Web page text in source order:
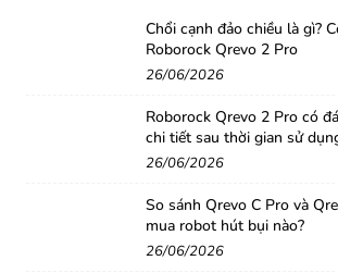
Tự Giặt Con Lăn Nước Nóng 100°C:
người dùng chỉ cần đẩy máy vào trạm
động giặt con lăn bằng nước nóng
khuẩn, nấm mốc và loại bỏ triệt để chất
Sấy Khô Nóng 90°CTự động sấy khô
Chổi cạnh đảo chiều là gì?
Roborock Qrevo 2 Pro
26/06/2026
Roborock Qrevo 2 Pro có
chi tiết sau thời gian sử
26/06/2026
So sánh Qrevo C Pro và
mua robot hút bụi nào?
26/06/2026